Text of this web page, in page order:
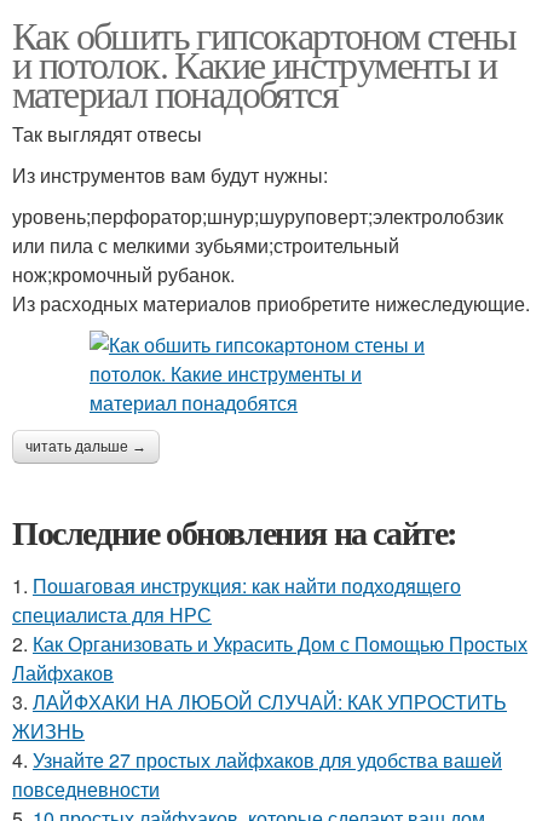
Как обшить гипсокартоном стены
и потолок. Какие инструменты и
материал понадобятся
Так выглядят отвесы
Из инструментов вам будут нужны:
уровень;перфоратор;шнур;шуруповерт;электролобзик
или пила с мелкими зубьями;строительный
нож;кромочный рубанок.
Из расходных материалов приобретите нижеследующие.
читать дальше →
Последние обновления на сайте:
1. Пошаговая инструкция: как найти подходящего
специалиста для НРС
2. Как Организовать и Украсить Дом с Помощью Простых
Лайфхаков
3. ЛАЙФХАКИ НА ЛЮБОЙ СЛУЧАЙ: КАК УПРОСТИТЬ
ЖИЗНЬ
4. Узнайте 27 простых лайфхаков для удобства вашей
повседневности